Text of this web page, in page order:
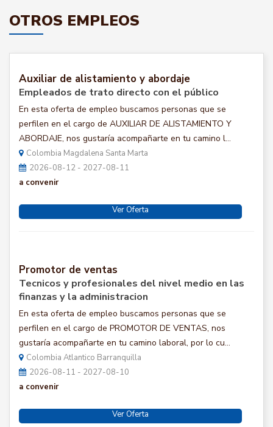
OTROS EMPLEOS
Auxiliar de alistamiento y abordaje
Empleados de trato directo con el público
En esta oferta de empleo buscamos personas que se
perfilen en el cargo de AUXILIAR DE ALISTAMIENTO Y
ABORDAJE, nos gustaría acompañarte en tu camino l...
Colombia Magdalena Santa Marta
2026-08-12 - 2027-08-11
a convenir
Ver Oferta
Promotor de ventas
Tecnicos y profesionales del nivel medio en las
finanzas y la administracion
En esta oferta de empleo buscamos personas que se
perfilen en el cargo de PROMOTOR DE VENTAS, nos
gustaría acompañarte en tu camino laboral, por lo cu...
Colombia Atlantico Barranquilla
2026-08-11 - 2027-08-10
a convenir
Ver Oferta